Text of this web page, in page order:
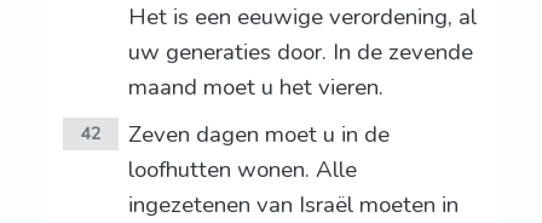
Het is een eeuwige verordening, al
uw generaties door. In de zevende
maand moet u het vieren.
42
Zeven dagen moet u in de
loofhutten wonen. Alle
ingezetenen van Israël moeten in